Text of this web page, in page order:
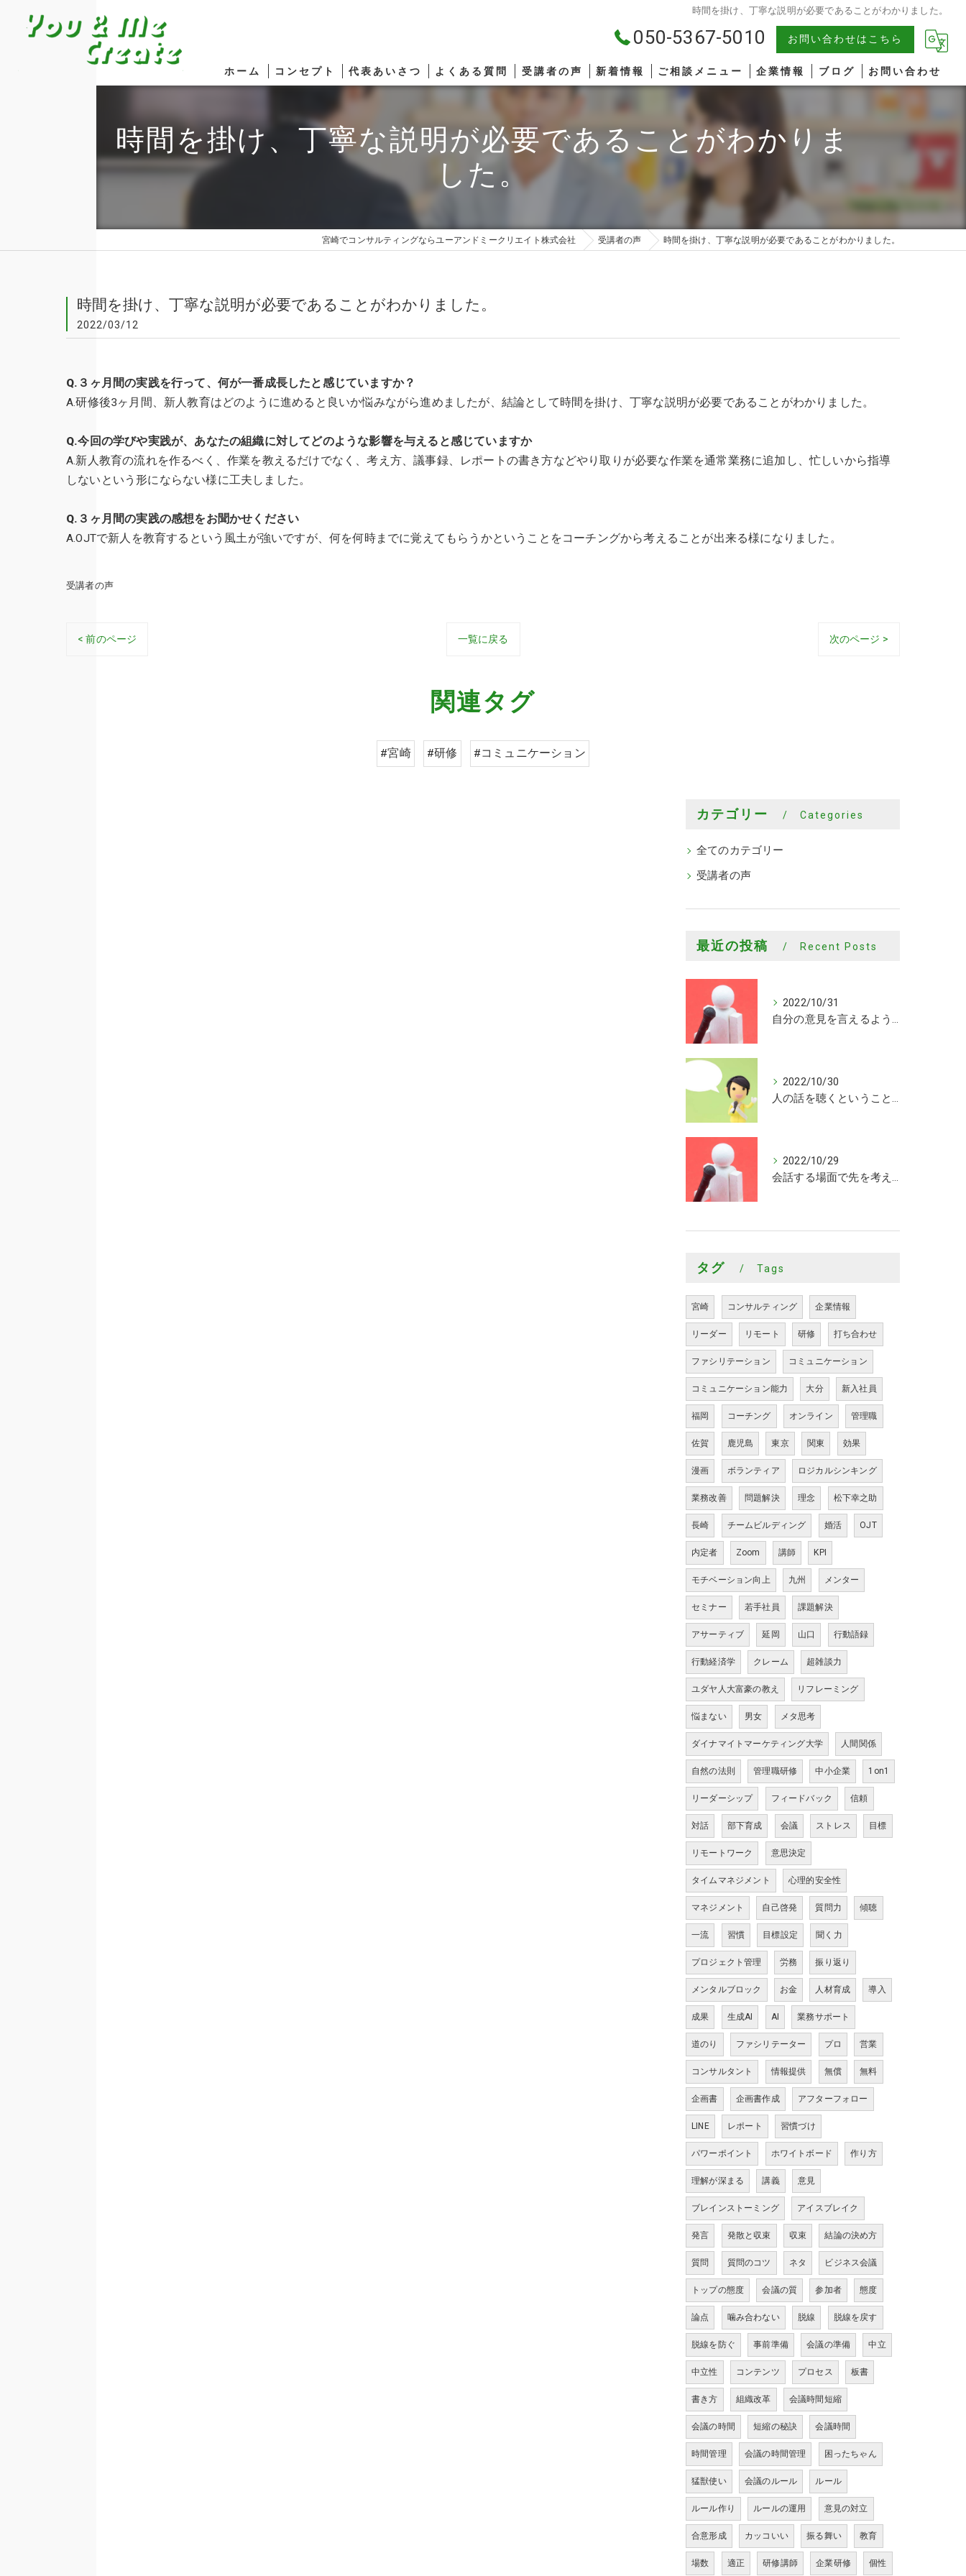
時間を掛け、丁寧な説明が必要であることがわかりました。
050-5367-5010 お問い合わせはこちら
ホーム コンセプト 代表あいさつ よくある質問 受講者の声 新着情報 ご相談メニュー
中小企業
AIコンサルティング
管理職研修
ファシリテーション
企業情報
著書一覧
ブログ お問い合わせ
時間を掛け、丁寧な説明が必要であることがわかりま
した。
宮崎でコンサルティングならユーアンドミークリエイト株式会社 受講者の声 時間を掛け、丁寧な説明が必要であることがわかりました。
時間を掛け、丁寧な説明が必要であることがわかりました。
2022/03/12
Q.３ヶ月間の実践を行って、何が一番成長したと感じていますか？
A.研修後3ヶ月間、新人教育はどのように進めると良いか悩みながら進めましたが、結論として時間を掛け、丁寧な説明が必要であることがわかりました。
Q.今回の学びや実践が、あなたの組織に対してどのような影響を与えると感じていますか
A.新人教育の流れを作るべく、作業を教えるだけでなく、考え方、議事録、レポートの書き方などやり取りが必要な作業を通常業務に追加し、忙しいから指導
しないという形にならない様に工夫しました。
Q.３ヶ月間の実践の感想をお聞かせください
A.OJTで新人を教育するという風土が強いですが、何を何時までに覚えてもらうかということをコーチングから考えることが出来る様になりました。
受講者の声
< 前のページ 一覧に戻る 次のページ >
関連タグ
#宮崎 #研修 #コミュニケーション
カテゴリー Categories
全てのカテゴリー
受講者の声
最近の投稿 Recent Posts
2022/10/31
自分の意見を言えるようになった
2022/10/30
人の話を聴くということがまだまだできていないことを知ることができました
2022/10/29
会話する場面で先を考えながら会話するきっかけを頂けました
タグ Tags
宮崎 コンサルティング 企業情報
リーダー リモート 研修 打ち合わせ
ファシリテーション コミュニケーション
コミュニケーション能力 大分 新入社員
福岡 コーチング オンライン 管理職
佐賀 鹿児島 東京 関東 効果
漫画 ボランティア ロジカルシンキング
業務改善 問題解決 理念 松下幸之助
長崎 チームビルディング 婚活 OJT
内定者 Zoom 講師 KPI
モチベーション向上 九州 メンター
セミナー 若手社員 課題解決
アサーティブ 延岡 山口 行動語録
行動経済学 クレーム 超雑談力
ユダヤ人大富豪の教え リフレーミング
悩まない 男女 メタ思考
ダイナマイトマーケティング大学 人間関係
自然の法則 管理職研修 中小企業 1on1
リーダーシップ フィードバック 信頼
対話 部下育成 会議 ストレス 目標
リモートワーク 意思決定
タイムマネジメント 心理的安全性
マネジメント 自己啓発 質問力 傾聴
一流 習慣 目標設定 聞く力
プロジェクト管理 労務 振り返り
メンタルブロック お金 人材育成 導入
成果 生成AI AI 業務サポート
道のり ファシリテーター プロ 営業
コンサルタント 情報提供 無償 無料
企画書 企画書作成 アフターフォロー
LINE レポート 習慣づけ
パワーポイント ホワイトボード 作り方
理解が深まる 講義 意見
ブレインストーミング アイスブレイク
発言 発散と収束 収束 結論の決め方
質問 質問のコツ ネタ ビジネス会議
トップの態度 会議の質 参加者 態度
論点 噛み合わない 脱線 脱線を戻す
脱線を防ぐ 事前準備 会議の準備 中立
中立性 コンテンツ プロセス 板書
書き方 組織改革 会議時間短縮
会議の時間 短縮の秘訣 会議時間
時間管理 会議の時間管理 困ったちゃん
猛獣使い 会議のルール ルール
ルール作り ルールの運用 意見の対立
合意形成 カッコいい 振る舞い 教育
場数 適正 研修講師 企業研修 個性